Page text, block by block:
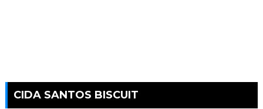
CIDA SANTOS BISCUIT